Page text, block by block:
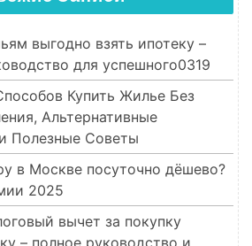
выгодно взять ипотеку –
для успешного0319
Купить Жилье Без
Альтернативные
Полезные Советы
в Москве посуточно дёшево?
2025
вычет за покупку